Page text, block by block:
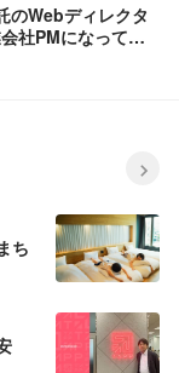
のWebディレクタ
社PMになって変
ち